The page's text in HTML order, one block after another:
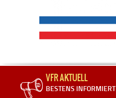
VFR AKTUELL
BESTENS INFORMIERT